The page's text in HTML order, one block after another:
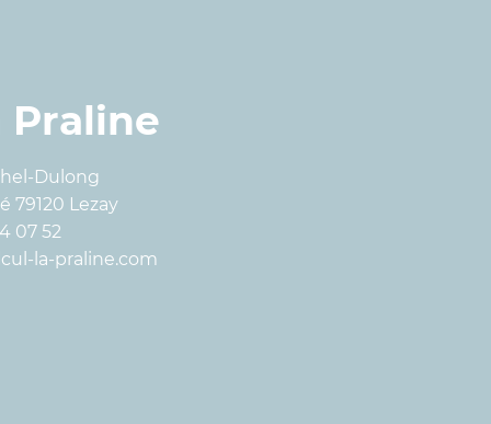
Praline
Dulong
79120 Lezay
07 52
la-praline.com